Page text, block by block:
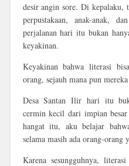
desir angin sore. Di kepalaku,
perpustakaan, anak-anak,
perjalanan hari itu bukan
keyakinan.
Keyakinan bahwa literasi
orang, sejauh mana pun
Desa Santan Ilir hari itu
cermin kecil dari impian
hangat itu, aku belajar
selama masih ada orang-orang
Karena sesungguhnya,